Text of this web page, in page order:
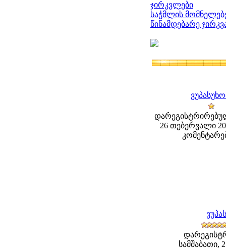
ჯირკვლები
საჭმლის
წინამდებარე
26 თებერვალი
სამშაბათი,